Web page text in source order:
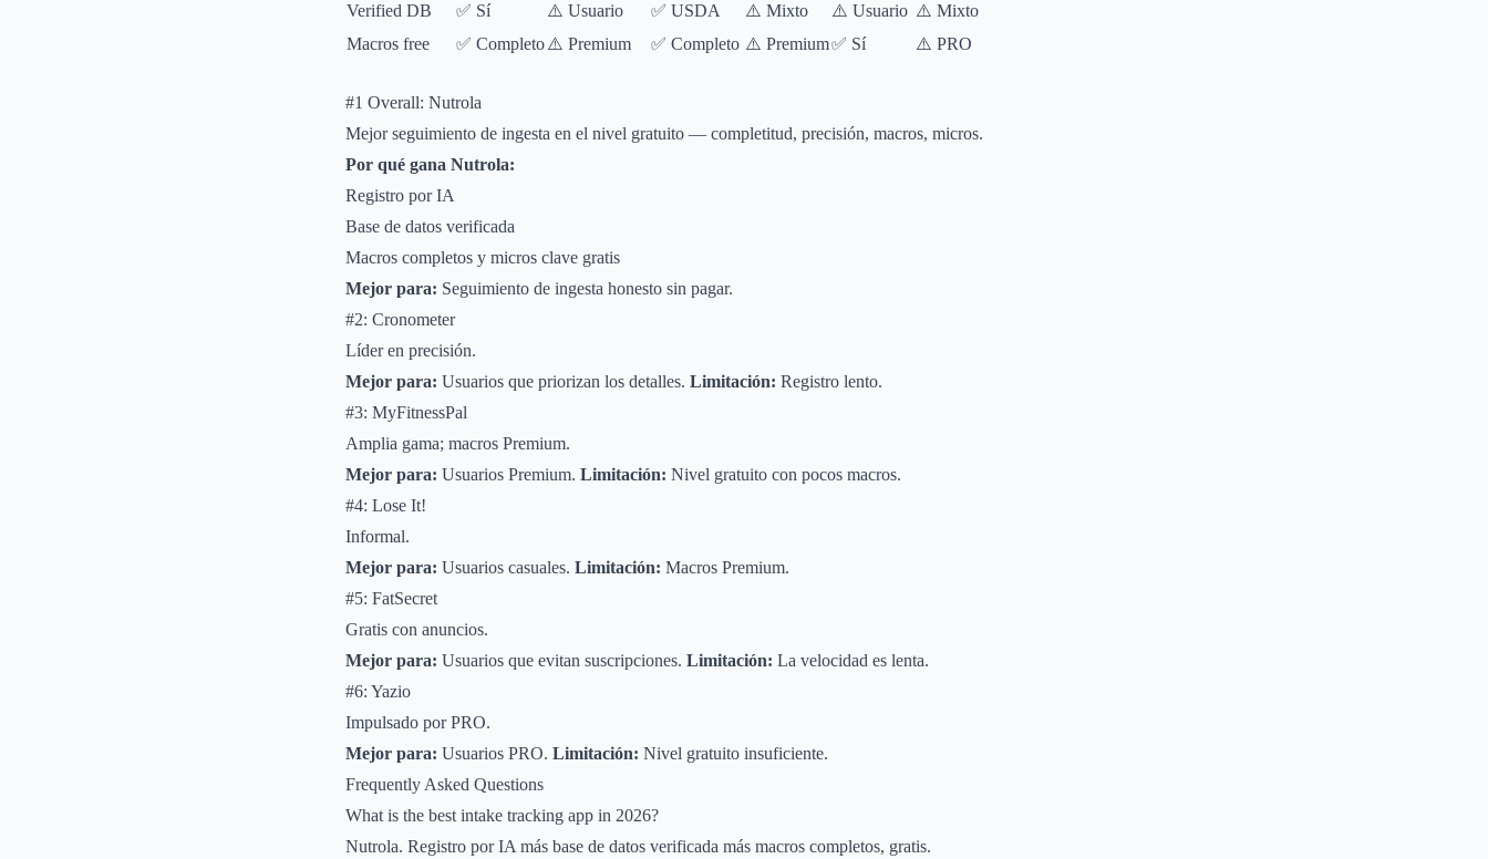
Verified DB
✅ Sí ⚠️ Usuario ✅ USDA ⚠️ Mixto ⚠️ Usuario ⚠️ Mixto
Macros free
✅ Completo⚠️ Premium ✅ Completo ⚠️ Premium✅ Sí ⚠️ PRO
#1 Overall: Nutrola
Mejor seguimiento de ingesta en el nivel gratuito — completitud, precisión, macros, micros.
Por qué gana Nutrola:
Registro por IA
Base de datos verificada
Macros completos y micros clave gratis
Mejor para: Seguimiento de ingesta honesto sin pagar.
#2: Cronometer
Líder en precisión.
Mejor para: Usuarios que priorizan los detalles. Limitación: Registro lento.
#3: MyFitnessPal
Amplia gama; macros Premium.
Mejor para: Usuarios Premium. Limitación: Nivel gratuito con pocos macros.
#4: Lose It!
Informal.
Mejor para: Usuarios casuales. Limitación: Macros Premium.
#5: FatSecret
Gratis con anuncios.
Mejor para: Usuarios que evitan suscripciones. Limitación: La velocidad es lenta.
#6: Yazio
Impulsado por PRO.
Mejor para: Usuarios PRO. Limitación: Nivel gratuito insuficiente.
Frequently Asked Questions
What is the best intake tracking app in 2026?
Nutrola. Registro por IA más base de datos verificada más macros completos, gratis.